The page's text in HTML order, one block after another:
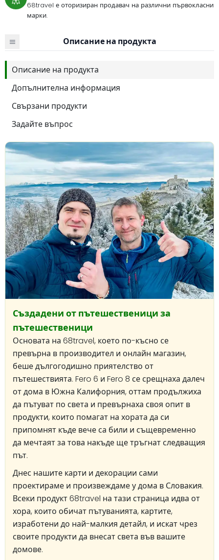
68travel е оторизиран продавач на различни първокласни
марки.
Описание на продукта
Описание на продукта
Допълнителна информация
Свързани продукти
Задайте въпрос
Създадени от пътешественици за
пътешественици
Основата на 68travel, което по-късно се
превърна в производител и онлайн магазин,
беше дългогодишно приятелство от
пътешествията. Fero 6 и Fero 8 се срещнаха далеч
от дома в Южна Калифорния, оттам продължиха
да пътуват по света и превърнаха своя опит в
продукти, които помагат на хората да си
припомнят къде вече са били и същевременно
да мечтаят за това накъде ще тръгнат следващия
път.
Днес нашите карти и декорации сами
проектираме и произвеждаме у дома в Словакия.
Всеки продукт 68travel на тази страница идва от
хора, които обичат пътуванията, картите,
изработени до най-малкия детайл, и искат чрез
своите продукти да внесат света във вашите
домове.